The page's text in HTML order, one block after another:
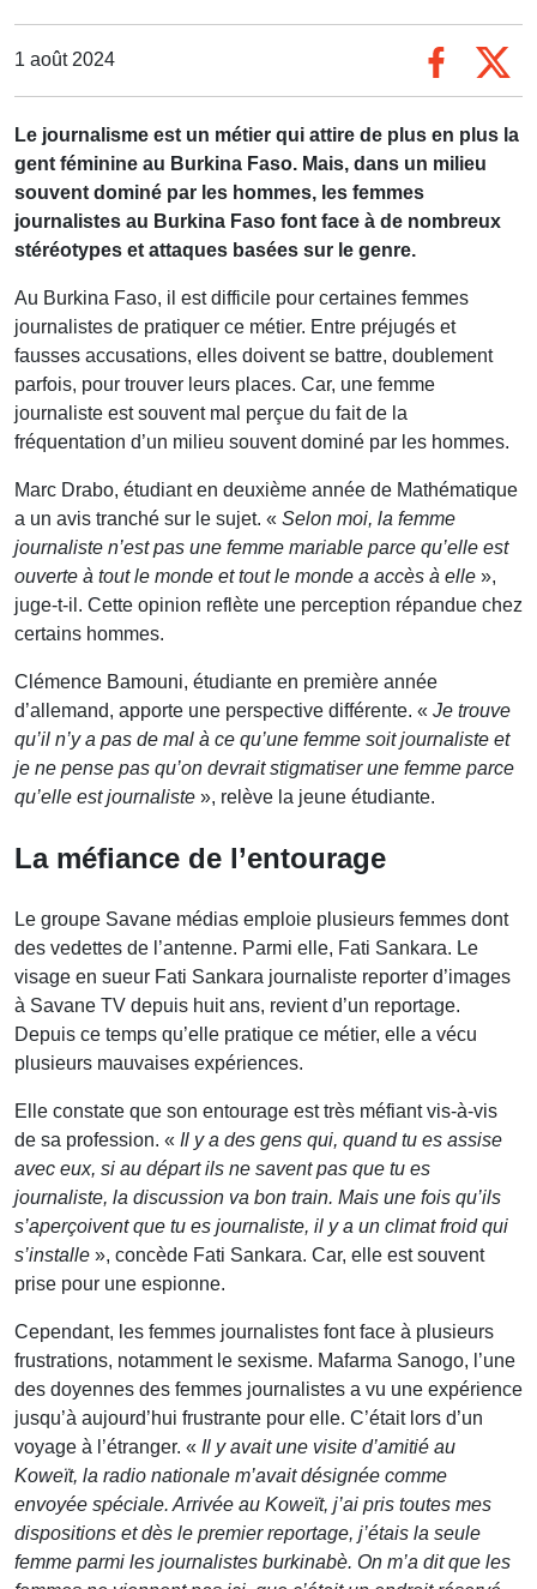
1 août 2024
Le journalisme est un métier qui attire de plus en plus la
gent féminine au Burkina Faso. Mais, dans un milieu
souvent dominé par les hommes, les femmes
journalistes au Burkina Faso font face à de nombreux
stéréotypes et attaques basées sur le genre.
Au Burkina Faso, il est difficile pour certaines femmes
journalistes de pratiquer ce métier. Entre préjugés et
fausses accusations, elles doivent se battre, doublement
parfois, pour trouver leurs places. Car, une femme
journaliste est souvent mal perçue du fait de la
fréquentation d’un milieu souvent dominé par les hommes.
Marc Drabo, étudiant en deuxième année de Mathématique
a un avis tranché sur le sujet. « Selon moi, la femme
journaliste n’est pas une femme mariable parce qu’elle est
ouverte à tout le monde et tout le monde a accès à elle »,
juge-t-il. Cette opinion reflète une perception répandue chez
certains hommes.
Clémence Bamouni, étudiante en première année
d’allemand, apporte une perspective différente. « Je trouve
qu’il n’y a pas de mal à ce qu’une femme soit journaliste et
je ne pense pas qu’on devrait stigmatiser une femme parce
qu’elle est journaliste », relève la jeune étudiante.
La méfiance de l’entourage
Le groupe Savane médias emploie plusieurs femmes dont
des vedettes de l’antenne. Parmi elle, Fati Sankara. Le
visage en sueur Fati Sankara journaliste reporter d’images
à Savane TV depuis huit ans, revient d’un reportage.
Depuis ce temps qu’elle pratique ce métier, elle a vécu
plusieurs mauvaises expériences.
Elle constate que son entourage est très méfiant vis-à-vis
de sa profession. « Il y a des gens qui, quand tu es assise
avec eux, si au départ ils ne savent pas que tu es
journaliste, la discussion va bon train. Mais une fois qu’ils
s’aperçoivent que tu es journaliste, il y a un climat froid qui
s’installe », concède Fati Sankara. Car, elle est souvent
prise pour une espionne.
Cependant, les femmes journalistes font face à plusieurs
frustrations, notamment le sexisme. Mafarma Sanogo, l’une
des doyennes des femmes journalistes a vu une expérience
jusqu’à aujourd’hui frustrante pour elle. C’était lors d’un
voyage à l’étranger. « Il y avait une visite d’amitié au
Koweït, la radio nationale m’avait désignée comme
envoyée spéciale. Arrivée au Koweït, j’ai pris toutes mes
dispositions et dès le premier reportage, j’étais la seule
femme parmi les journalistes burkinabè. On m’a dit que les